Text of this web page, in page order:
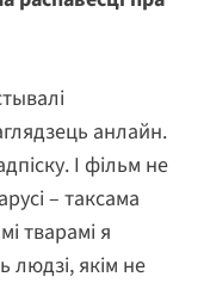
анлайн.
І фільм не
– таксама
тварамі я
людзі, якім не